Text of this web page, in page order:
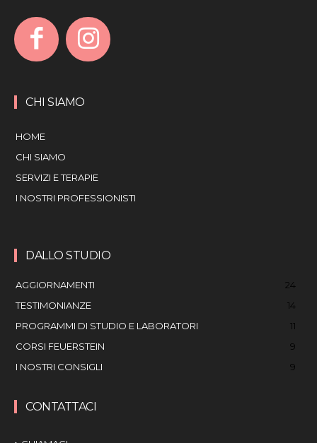
CHI SIAMO
HOME
CHI SIAMO
SERVIZI E TERAPIE
I NOSTRI PROFESSIONISTI
DALLO STUDIO
AGGIORNAMENTI
24
TESTIMONIANZE
14
PROGRAMMI DI STUDIO E LABORATORI
11
CORSI FEUERSTEIN
9
I NOSTRI CONSIGLI
9
CONTATTACI